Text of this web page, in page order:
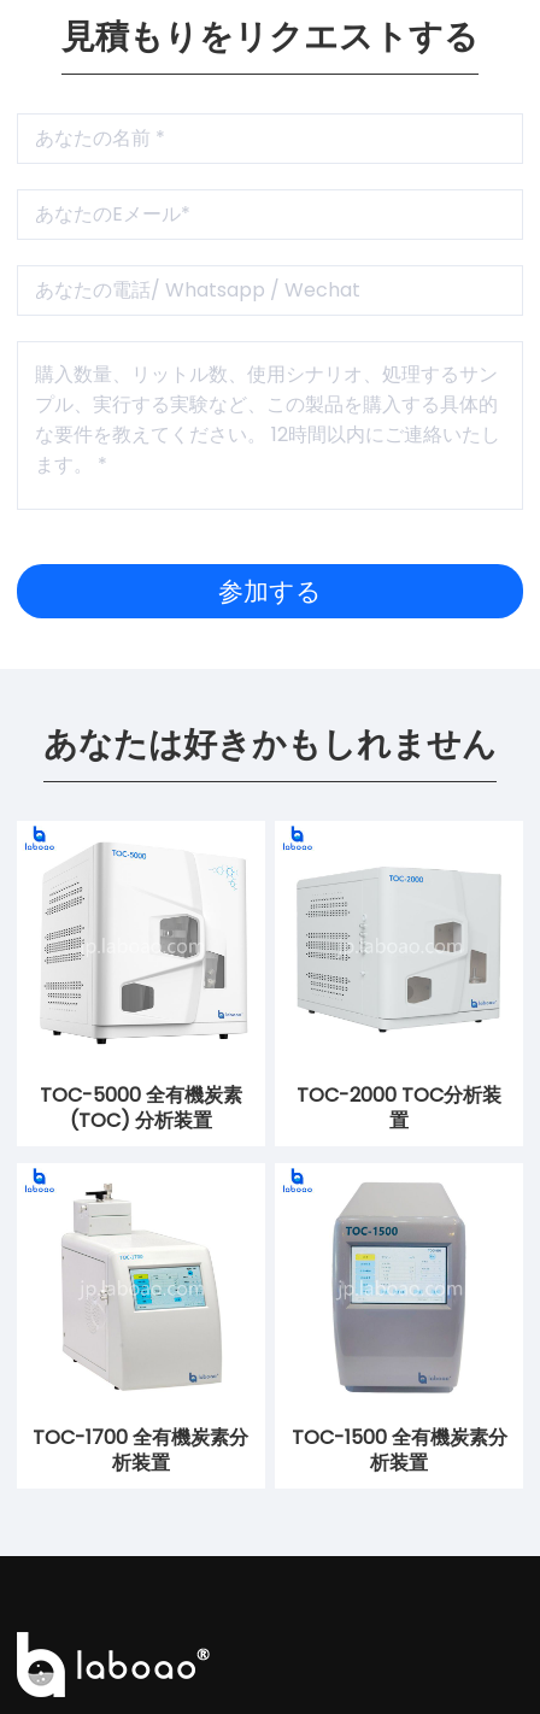
見積もりをリクエストする
あなたは好きかもしれません
TOC-5000 全有機炭素
(TOC) 分析装置
TOC-2000 TOC分析装
置
TOC-1700 全有機炭素分
析装置
TOC-1500 全有機炭素分
析装置